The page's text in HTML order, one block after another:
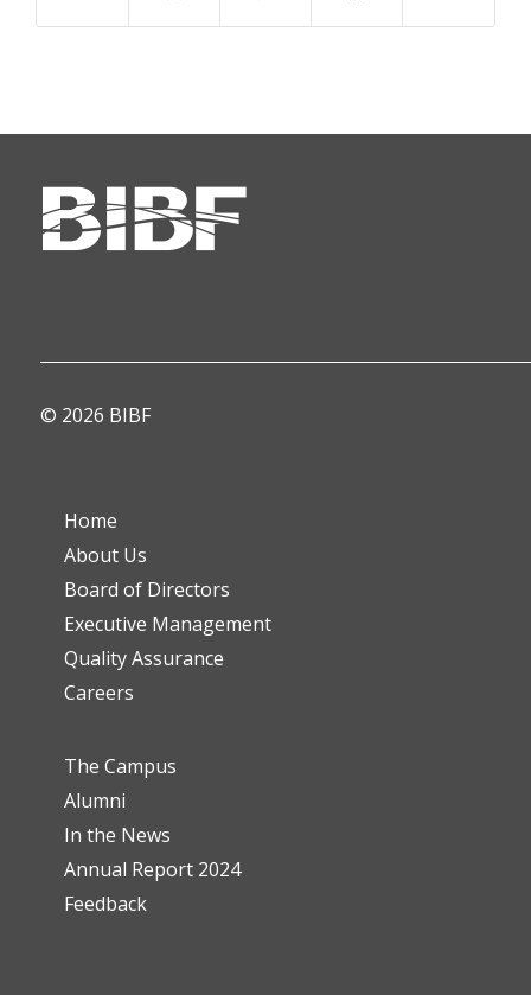
© 2026 BIBF
Home
About Us
Board of Directors
Executive Management
Quality Assurance
Careers
The Campus
Alumni
In the News
Annual Report 2024
Feedback